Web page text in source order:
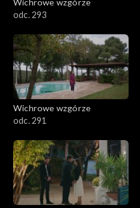
Wichrowe wzgórze
odc. 293
Wichrowe wzgórze
odc. 291